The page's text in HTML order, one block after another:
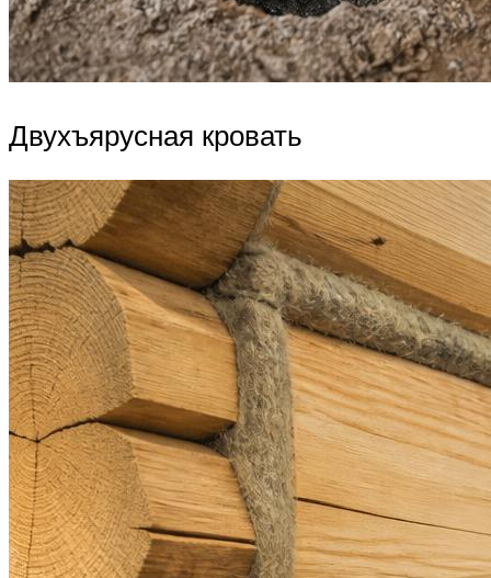
Двухъярусная кровать